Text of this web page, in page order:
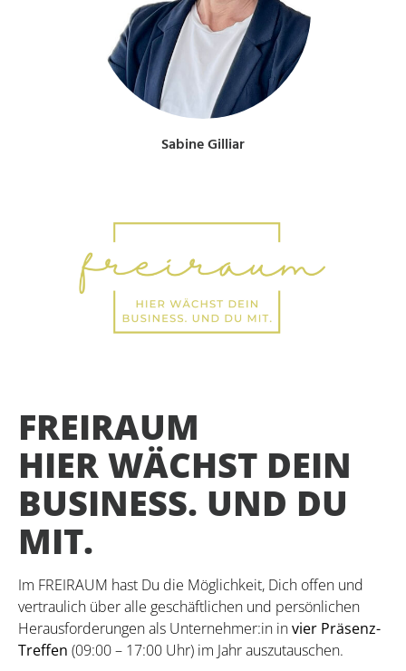
FREIRAUM
HIER WÄCHST DEIN
BUSINESS. UND DU
MIT.
Im FREIRAUM hast Du die Möglichkeit, Dich offen und
vertraulich über alle geschäftlichen und persönlichen
Herausforderungen als Unternehmer:in invier Präsenz-
Treffen (09:00 – 17:00 Uhr) im Jahr auszutauschen.
Sabine Gilliar